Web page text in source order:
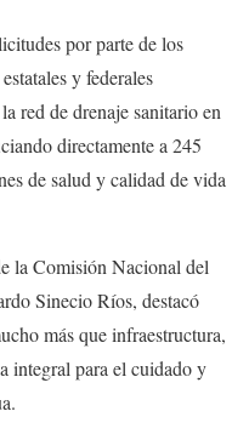
por parte de los
y federales
red de drenaje sanitario en
directamente a 245
de salud y calidad de vida
la Comisión Nacional del
Sinecio Ríos, destacó
más que infraestructura,
integral para el cuidado y